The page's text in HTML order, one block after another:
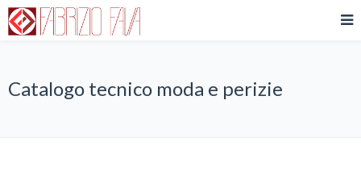
Catalogo tecnico moda e perizie